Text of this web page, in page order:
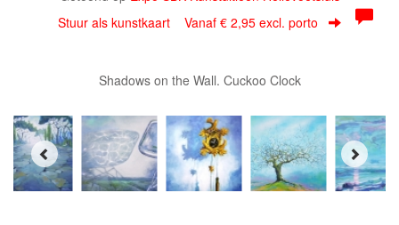
Stuur als kunstkaart Vanaf € 2,95 excl. porto
Shadows on the Wall. Cuckoo Clock